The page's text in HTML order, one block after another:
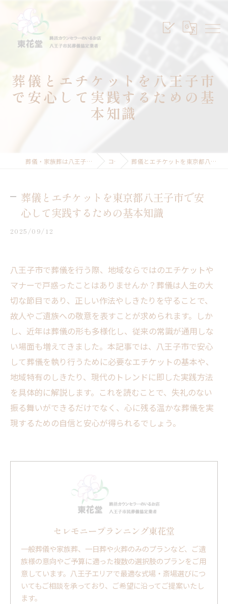
葬儀とエチケットを八王子市
で安心して実践するための基
本知識
葬儀・家族葬は八王子のセレモニープランニング東花堂 コラム 葬儀とエチケットを東京都八王子市で安心して実践するための基本知識
葬儀とエチケットを東京都八王子市で安
心して実践するための基本知識
2025/09/12
八王子市で葬儀を行う際、地域ならではのエチケットや
マナーで戸惑ったことはありませんか？葬儀は人生の大
切な節目であり、正しい作法やしきたりを守ることで、
故人やご遺族への敬意を表すことが求められます。しか
し、近年は葬儀の形も多様化し、従来の常識が通用しな
い場面も増えてきました。本記事では、八王子市で安心
して葬儀を執り行うために必要なエチケットの基本や、
地域特有のしきたり、現代のトレンドに即した実践方法
を具体的に解説します。これを読むことで、失礼のない
振る舞いができるだけでなく、心に残る温かな葬儀を実
現するための自信と安心が得られるでしょう。
セレモニープランニング東花堂
一般葬儀や家族葬、一日葬や火葬のみのプランなど、ご遺
族様の意向やご予算に適った複数の選択肢のプランをご用
意しています。八王子エリアで最適な式場・斎場選びにつ
いてもご相談を承っており、ご希望に沿ってご提案いたし
ます。